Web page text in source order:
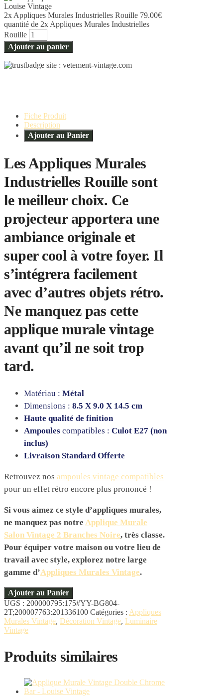
2x Appliques Murales Industrielles Rouille 79.00€
quantité de 2x Appliques Murales Industrielles
Rouille
Ajouter au panier
Fiche Produit
Description
Ajouter au Panier
Les Appliques Murales
Industrielles Rouille sont
le meilleur choix. Ce
projecteur apportera une
ambiance originale et
super cool à votre foyer. Il
s’intégrera facilement
avec d’autres objets rétro.
Ne manquez pas cette
applique murale vintage
avant qu’il ne soit trop
tard.
Matériau : Métal
Dimensions : 8.5 X 9.0 X 14.5 cm
Haute qualité de finition
Ampoules compatibles : Culot E27 (non
inclus)
Livraison Standard Offerte
Retrouvez nos ampoules vintage compatibles
pour un effet rétro encore plus prononcé !
Si vous aimez ce style d’appliques murales,
ne manquez pas notre Applique Murale
Salon Vintage 2 Branches Noire, très classe.
Pour équiper votre maison ou votre lieu de
travail avec style, explorez notre large
gamme d’Appliques Murales Vintage.
Ajouter au Panier
UGS : 200000795:175#YY-BG804-
2T;200007763:201336100 Catégories : Appliques
Murales Vintage, Décoration Vintage, Luminaire
Vintage
Produits similaires